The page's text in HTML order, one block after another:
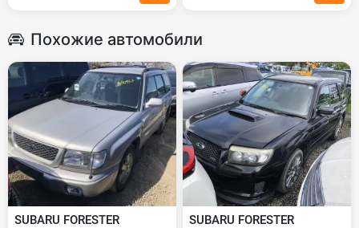
Похожие автомобили
SUBARU FORESTER SUBARU FORESTER